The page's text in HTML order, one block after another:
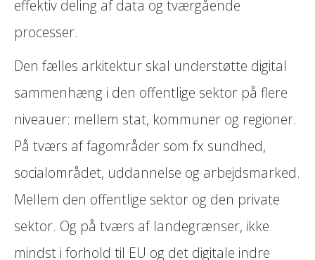
effektiv deling af data og tværgående
processer.
Den fælles arkitektur skal understøtte digital
sammenhæng i den offentlige sektor på flere
niveauer: mellem stat, kommuner og regioner.
På tværs af fagområder som fx sundhed,
socialområdet, uddannelse og arbejdsmarked.
Mellem den offentlige sektor og den private
sektor. Og på tværs af landegrænser, ikke
mindst i forhold til EU og det digitale indre